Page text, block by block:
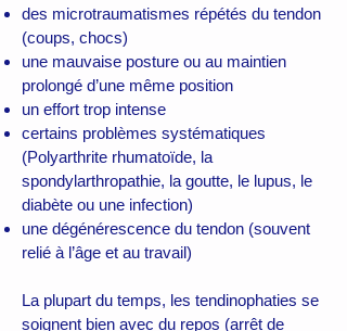
des microtraumatismes répétés du tendon
(coups, chocs)
une mauvaise posture ou au maintien
prolongé d’une même position
un effort trop intense
certains problèmes systématiques
(Polyarthrite rhumatoïde, la
spondylarthropathie, la goutte, le lupus, le
diabète ou une infection)
une dégénérescence du tendon (souvent
relié à l’âge et au travail)
La plupart du temps, les tendinophaties se
soignent bien avec du repos (arrêt de